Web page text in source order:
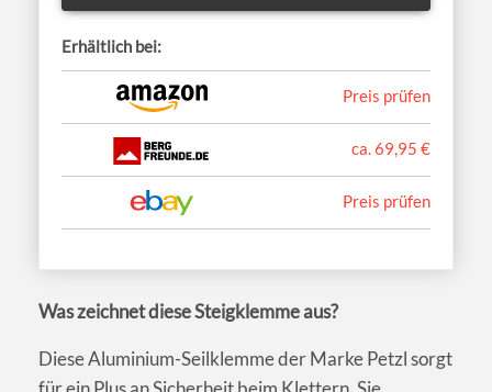
Erhältlich bei:
Preis prüfen
ca. 69,95 €
Preis prüfen
Was zeichnet diese Steigklemme aus?
Diese Aluminium-Seilklemme der Marke Petzl sorgt